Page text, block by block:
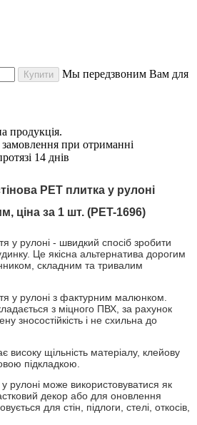
Купити
Мы передзвоним Вам для
продукція.
при отриманні
14 днів
PET плитка у рулоні
ціна за 1 шт. (PET-1696)
у рулоні - швидкий спосіб зробити
Це якісна альтернатива дорогим
складним та тривалим
у рулоні з фактурним малюнком.
з міцного ПВХ, за рахунок
зносостійкість і не схильна до
високу щільність матеріалу, клейову
підкладкою.
рулоні може використовуватися як
декор або для оновлення
для стін, підлоги, стелі, откосів,